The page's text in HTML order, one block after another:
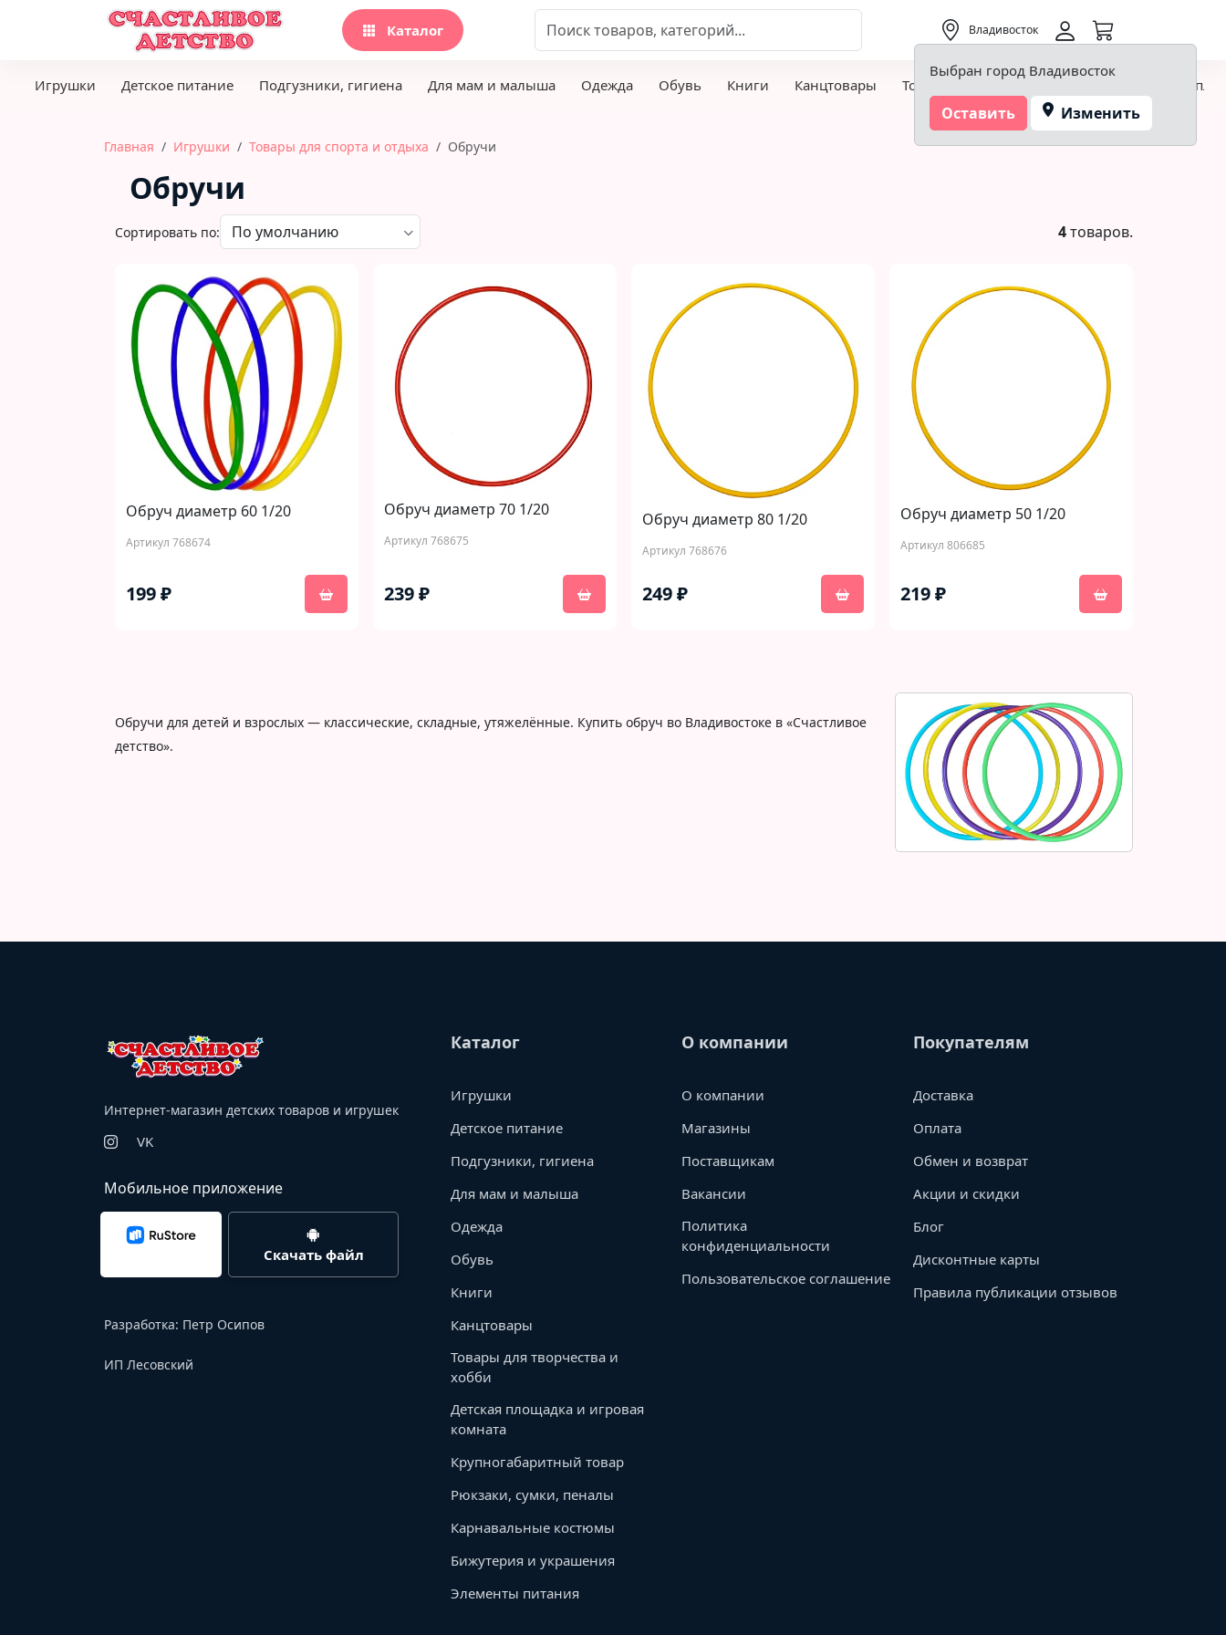
Каталог Владивосток
Выбран город Владивосток
Оставить Изменить
Игрушки Детское питание Подгузники, гигиена Для мам и малыша Одежда Обувь Книги Канцтовары Товары для творчества и хобби Детская
Главная Игрушки Товары для спорта и отдыха Обручи
Обручи
Сортировать по: 4товаров.
Обруч диаметр 60 1/20
Артикул 768674
199 ₽
Обруч диаметр 70 1/20
Артикул 768675
239 ₽
Обруч диаметр 80 1/20
Артикул 768676
249 ₽
Обруч диаметр 50 1/20
Артикул 806685
219 ₽
Обручи для детей и взрослых — классические, складные, утяжелённые. Купить обруч во Владивостоке в «Счастливое
детство».
Интернет-магазин детских товаров и игрушек
VK
Мобильное приложение
Скачать файл
Разработка: Петр Осипов
ИП Лесовский
Каталог
Игрушки
Детское питание
Подгузники, гигиена
Для мам и малыша
Одежда
Обувь
Книги
Канцтовары
Товары для творчества и
хобби
Детская площадка и игровая
комната
Крупногабаритный товар
Рюкзаки, сумки, пеналы
Карнавальные костюмы
Бижутерия и украшения
Элементы питания
О компании
О компании
Магазины
Поставщикам
Вакансии
Политика
конфиденциальности
Пользовательское соглашение
Покупателям
Доставка
Оплата
Обмен и возврат
Акции и скидки
Блог
Дисконтные карты
Правила публикации отзывов